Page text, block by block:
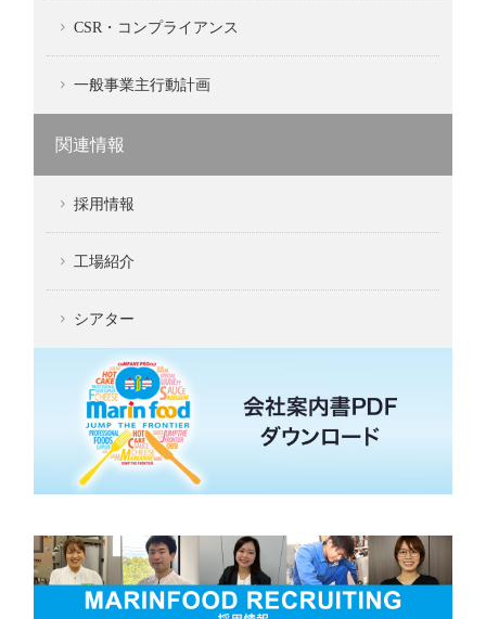
CSR・コンプライアンス
一般事業主行動計画
関連情報
採用情報
工場紹介
シアター